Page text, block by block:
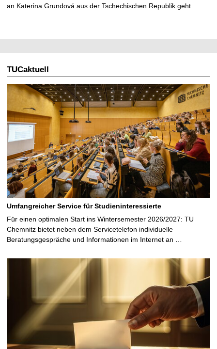
an Katerina Grundová aus der Tschechischen Republik geht.
TUCaktuell
Umfangreicher Service für Studieninteressierte
Für einen optimalen Start ins Wintersemester 2026/2027: TU
Chemnitz bietet neben dem Servicetelefon individuelle
Beratungsgespräche und Informationen im Internet an …